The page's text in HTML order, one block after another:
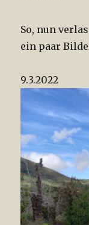
So, nun
ein paar
9.3.2022